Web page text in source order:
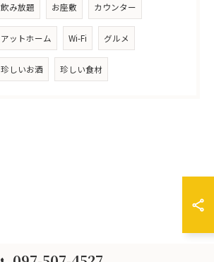
飲み放題 お座敷 カウンター
アットホーム Wi-Fi グルメ
珍しいお酒 珍しい食材